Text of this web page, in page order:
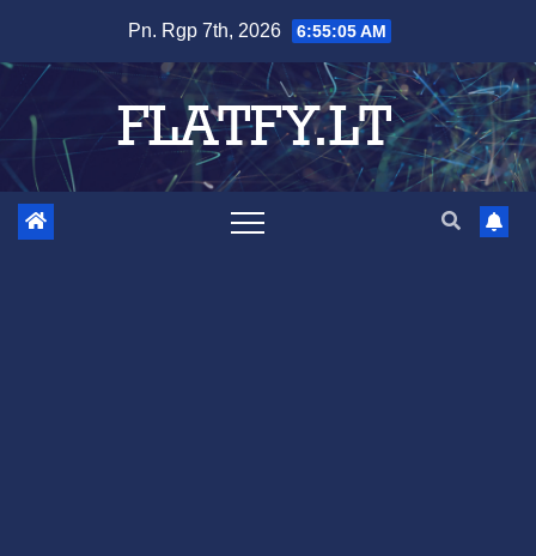
content
Pn. Rgp 7th, 2026 6:55:06 AM